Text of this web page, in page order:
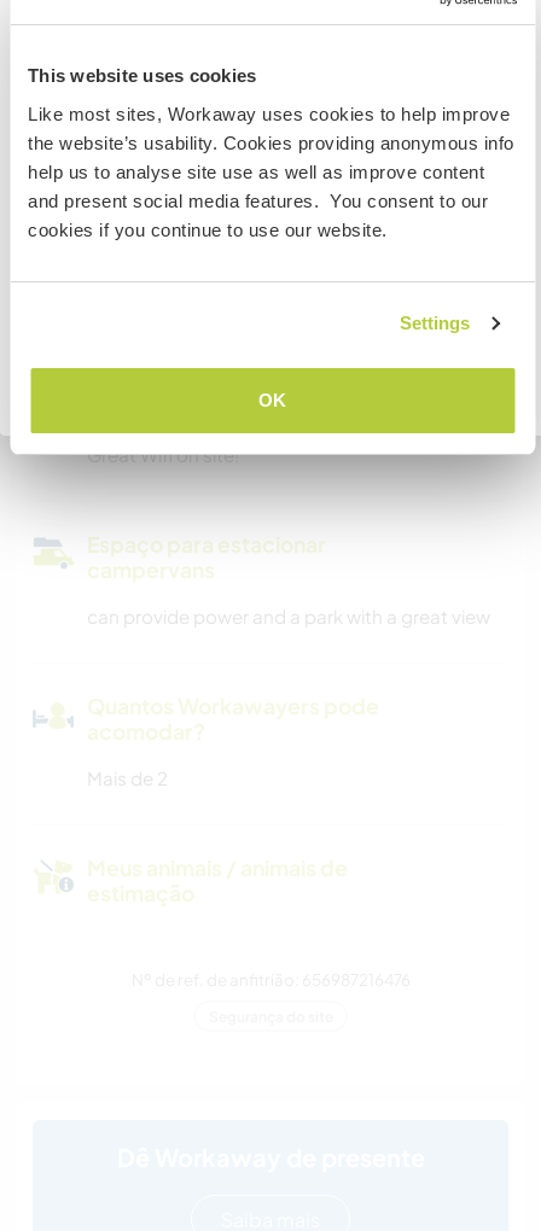
This website uses cookies
Like most sites, Workaway uses cookies to help improve
the website’s usability. Cookies providing anonymous info
help us to analyse site use as well as improve content
and present social media features. You consent to our
cookies if you continue to use our website.
Settings
OK
Acesso à internet
Temos mascotes
Somos fumantes
Great Wifi on site!
Espaço para estacionar
campervans
can provide power and a park with a great view
Quantos Workawayers pode
acomodar?
Mais de 2
Meus animais / animais de
estimação
Australia
Se não for um cidadão da Austrália ou Nova Zelândia e
estiver planejando trabalhar, voluntariar ou estudar,
VOCÊ PRECISARÁ O VISTO ADEQUADO. Para obter mais
informações, é necessário entrar em contato com a
embaixada localizada em seu país, ANTES de viajar.
Voltar para a lista completa de anfitriões